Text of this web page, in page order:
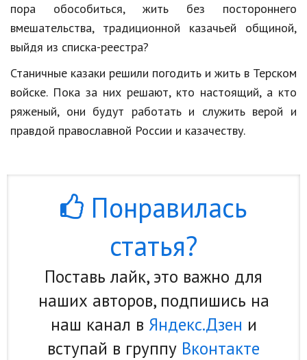
пора обособиться, жить без постороннего
вмешательства, традиционной казачьей общиной,
выйдя из списка-реестра?
Станичные казаки решили погодить и жить в Терском
войске. Пока за них решают, кто настоящий, а кто
ряженый, они будут работать и служить верой и
правдой православной России и казачеству.
Понравилась
статья?
Поставь лайк, это важно для
наших авторов, подпишись на
наш канал в Яндекс.Дзен и
вступай в группу Вконтакте